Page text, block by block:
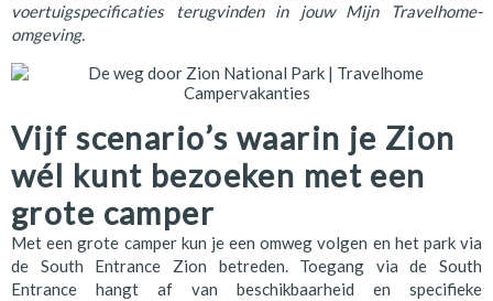
voertuigspecificaties terugvinden in jouw Mijn Travelhome-
omgeving.
Vijf scenario’s waarin je Zion
wél kunt bezoeken met een
grote camper
Met een grote camper kun je een omweg volgen en het park via
de South Entrance Zion betreden. Toegang via de South
Entrance hangt af van beschikbaarheid en specifieke